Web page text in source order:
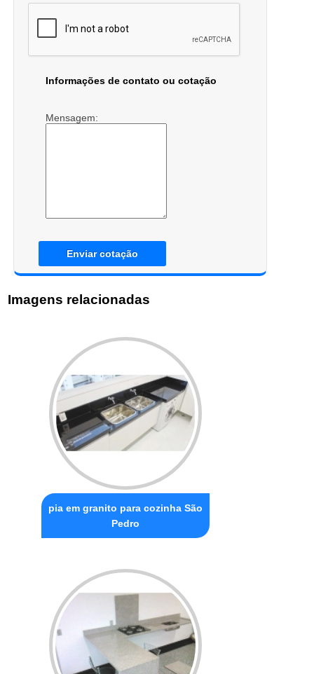
Informações de contato ou cotação
Mensagem:
Enviar cotação
Imagens relacionadas
pia em granito para cozinha São
Pedro